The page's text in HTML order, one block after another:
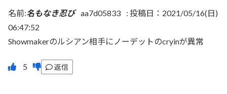
名前:名もなき忍び aa7d05833 : 投稿日：2021/05/16(日)
06:47:52
Showmakerのルシアン相手にノーデットのcryinが異常
返信